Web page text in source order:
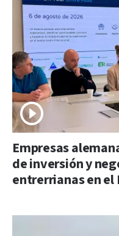
Empresas
de inversión y
entrerrianas en el